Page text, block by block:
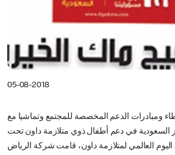
05-08-2018
ومبادرات الدعم المخصصة للمجتمع وتماشيا مع
السعودية في دعم أطفال ذوي متلازمة داون تحت
العالمي لمتلازمة داون، قامت شركة الرياض